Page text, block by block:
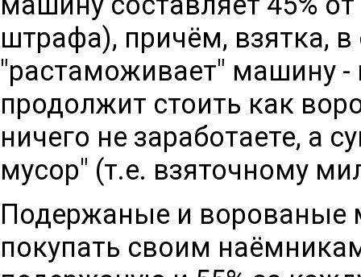
штрафа), причём, взятка,
"растаможивает" машину
продолжит стоить как
ничего не заработаете, а
мусор" (т.е. взяточному
Подержаные и
покупать своим